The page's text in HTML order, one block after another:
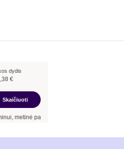
dydis
€
Skaičiuoti
norma –